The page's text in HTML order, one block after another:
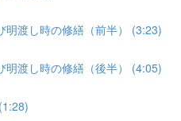
渡し時の修繕（前半） (3:23)
渡し時の修繕（後半） (4:05)